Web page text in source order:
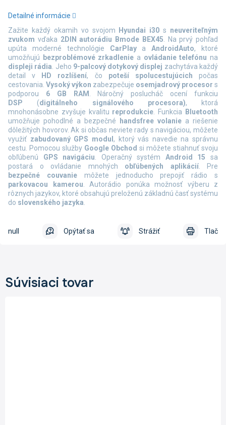
Zažite každý okamih vo svojom Hyundai i30 s neuveriteľným
zvukom vďaka 2DIN autorádiu Bmode BEX45. Na prvý pohľad
upúta moderné technológie CarPlayaAndroidAuto, ktoré
umožňujú
bezproblémové zrkadlenie a ovládanie telefónu na
displeji rádia. Jeho 9-palcový dotykový displej zachytáva každý
detail v
HD rozlíšení, čo poteší spolucestujúcich počas
cestovania. Vysoký výkon zabezpečuje osemjadrový procesor s
podporou 6 GB RAM . Náročný poslucháč ocení funkciu
DSP (digitálneho signálového procesora), ktorá
mnohonásobne zvyšuje kvalitu reprodukcie. Funkcia
Bluetooth
umožňuje pohodlné a bezpečné
handsfree volanie a riešenie
dôležitých hovorov. Ak si občas neviete rady s navigáciou, môžete
využiť zabudovaný GPS modul , ktorý vás navedie na správnu
cestu. Pomocou služby Google Obchod si môžete stiahnuť svoju
obľúbenú GPS navigáciu. Operačný systém Android 15 sa
postará o ovládanie mnohých obľúbených aplikácií. Pre
bezpečné couvaniemôžete jednoducho prepojiť rádio s
parkovacou kamerou. Autorádio ponúka možnosť výberu z
rôznych jazykov, ktoré obsahujú preloženú základnú časť systému
do slovenského jazyka.
Detailné informácie
Tlač
Opýtať sa Strážiť
null
Súvisiaci tovar